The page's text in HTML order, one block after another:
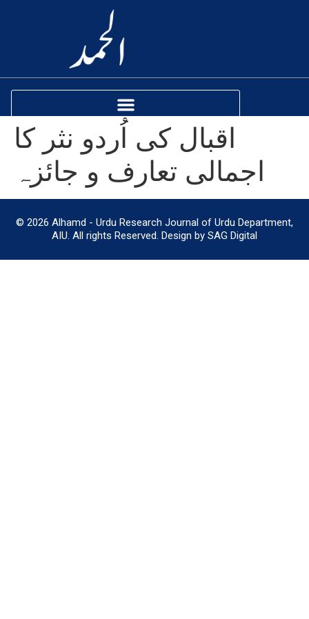
اقبال کی اُردو نثر کا
اجمالی تعارف و جائزہ
© 2026 Alhamd - Urdu Research Journal of Urdu Department,
AIU. All rights Reserved. Design by SAG Digital